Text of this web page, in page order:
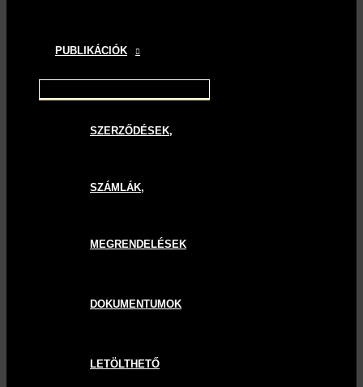
PUBLIKÁCIÓK
SZERZŐDÉSEK,
SZÁMLÁK,
MEGRENDELÉSEK
DOKUMENTUMOK
LETÖLTHETŐ